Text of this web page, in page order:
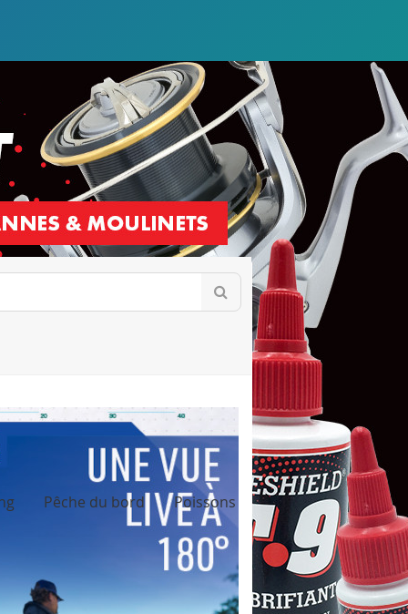
Pêche du bord Poissons